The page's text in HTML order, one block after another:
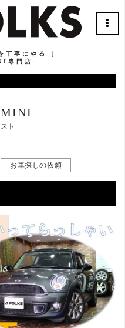
丁寧にやる ］
専門店
ト
お車探しの依頼